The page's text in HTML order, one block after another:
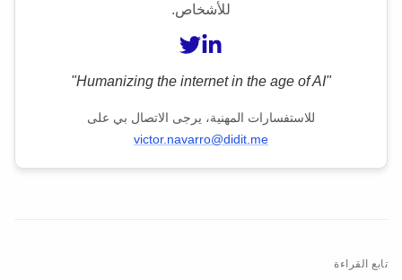
للأشخاص.
"Humanizing the internet in the age of AI"
للاستفسارات المهنية، يرجى الاتصال بي على
victor.navarro@didit.me
تابع القراءة